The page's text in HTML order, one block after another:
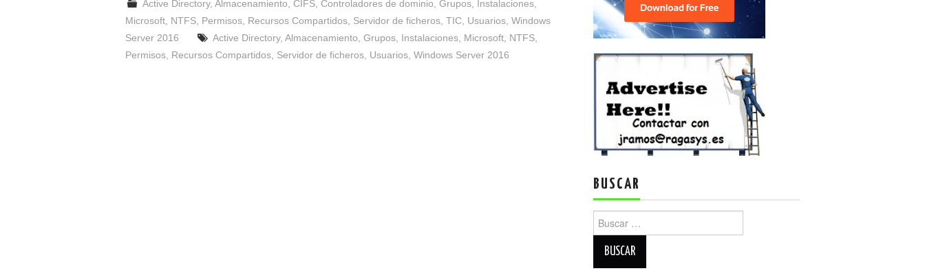
Active Directory,Almacenamiento ,CIFS ,Controladores de dominio ,Grupos Instalaciones
Microsoft NTFS Permisos Recursos Compartidos Servidor de ficheros TIC Usuarios Windows
Server 2016
Active Directory,Almacenamiento ,Grupos Instalaciones Microsoft NTFS
Permisos Recursos Compartidos Servidor de ficheros Usuarios Windows Server 2016
BUSCAR